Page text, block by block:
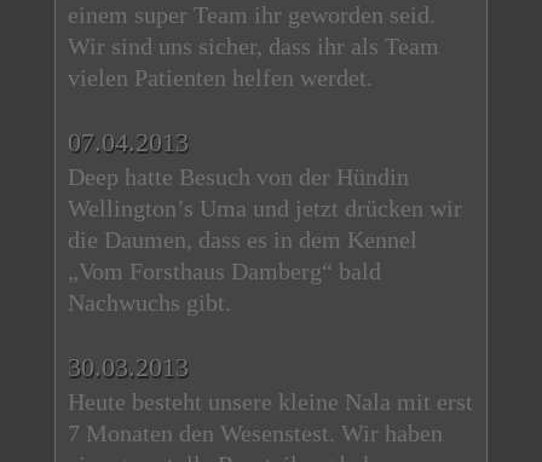
einem super Team ihr geworden seid.
Wir sind uns sicher, dass ihr als Team
vielen Patienten helfen werdet.
07.04.2013
Deep hatte Besuch von der Hündin
Wellington’s Uma und jetzt drücken wir
die Daumen, dass es in dem Kennel
„Vom Forsthaus Damberg“ bald
Nachwuchs gibt.
30.03.2013
Heute besteht unsere kleine Nala mit erst
7 Monaten den Wesenstest. Wir haben